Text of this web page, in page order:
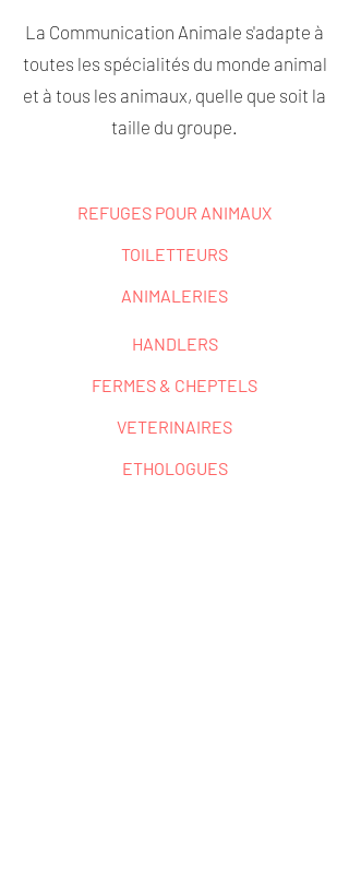
La Communication Animale s'adapte à
toutes les spécialités du monde animal
et à tous les animaux, quelle que soit la
taille du groupe.
REFUGES POUR ANIMAUX
TOILETTEURS
ANIMALERIES
HANDLERS
FERMES & CHEPTELS
VETERINAIRES
ETHOLOGUES